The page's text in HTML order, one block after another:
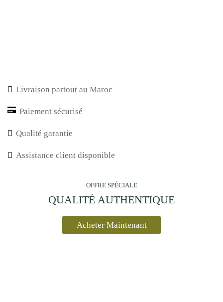
Livraison partout au Maroc
Paiement sécurisé
Qualité garantie
Assistance client disponible
OFFRE SPÉCIALE
QUALITÉ AUTHENTIQUE
Acheter Maintenant